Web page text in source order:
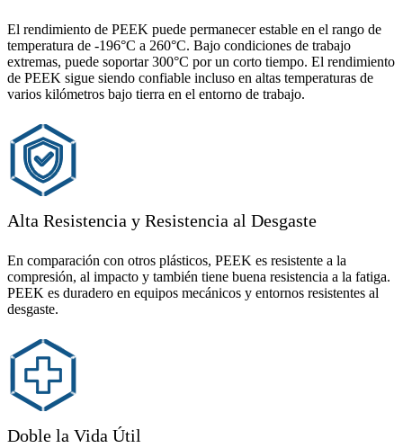
El rendimiento de PEEK puede permanecer estable en el rango de
temperatura de -196°C a 260°C. Bajo condiciones de trabajo
extremas, puede soportar 300°C por un corto tiempo. El rendimiento
de PEEK sigue siendo confiable incluso en altas temperaturas de
varios kilómetros bajo tierra en el entorno de trabajo.
Alta Resistencia y Resistencia al Desgaste
En comparación con otros plásticos, PEEK es resistente a la
compresión, al impacto y también tiene buena resistencia a la fatiga.
PEEK es duradero en equipos mecánicos y entornos resistentes al
desgaste.
Doble la Vida Útil